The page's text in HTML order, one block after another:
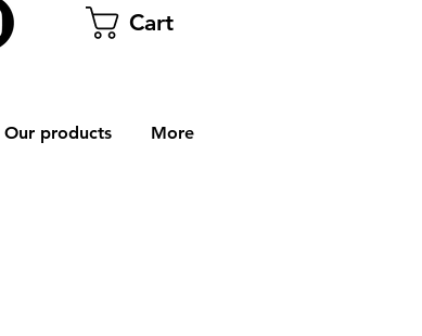
Cart
Our products More